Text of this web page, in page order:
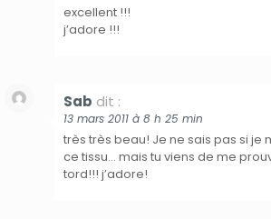
excellent !!!
j’adore !!!
Sab dit :
13 mars 2011 à 8 h 25 min
très très beau! Je ne sais pas si je
ce tissu… mais tu viens de me
tord!!! j’adore!